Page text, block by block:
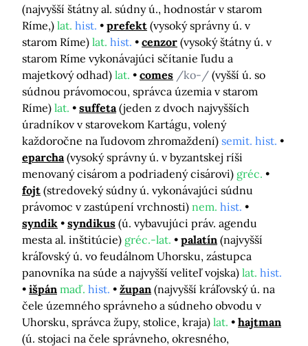
(najvyšší štátny al. súdny ú., hodnostár v starom
Ríme,) lat. hist. prefekt (vysoký správny ú. v
starom Ríme) lat. hist. cenzor (vysoký štátny ú. v
starom Ríme vykonávajúci sčítanie ľudu a
majetkový odhad) lat. comes /ko-/ (vyšší ú. so
súdnou právomocou, správca územia v starom
Ríme) lat. suffeta (jeden z dvoch najvyšších
úradníkov v starovekom Kartágu, volený
každoročne na ľudovom zhromaždení) semit. hist.
eparcha (vysoký správny ú. v byzantskej ríši
menovaný cisárom a podriadený cisárovi) gréc.
fojt (stredoveký súdny ú. vykonávajúci súdnu
právomoc v zastúpení vrchnosti) nem. hist.
syndik
syndikus (ú. vybavujúci práv. agendu
mesta al. inštitúcie) gréc.-lat. palatín (najvyšší
kráľovský ú. vo feudálnom Uhorsku, zástupca
panovníka na súde a najvyšší veliteľ vojska) lat. hist.
išpán maď. hist. župan (najvyšší kráľovský ú. na
čele územného správneho a súdneho obvodu v
Uhorsku, správca župy, stolice, kraja) lat.
hajtman
(ú. stojaci na čele správneho, okresného,